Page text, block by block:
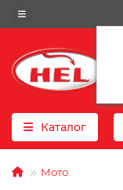
Каталог
Мото